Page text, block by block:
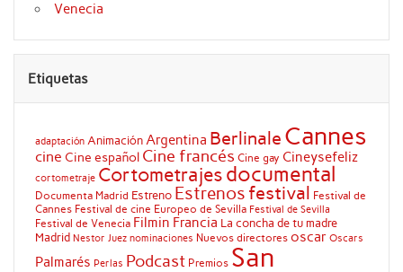
Venecia
Etiquetas
adaptación AnimaciónArgentina Berlinale Cannes
cine Cine español Cine francés Cine gay Cineysefeliz
cortometraje Cortometrajes documental
Documenta Madrid Estreno Estrenos festival Festival de
Cannes Festival de cine Europeo de Sevilla Festival de Sevilla
Festival de Venecia Filmin Francia La concha de tu madre
Madrid Nestor Juez nominaciones Nuevos directores oscar Oscars
Palmarés Perlas Podcast Premios San